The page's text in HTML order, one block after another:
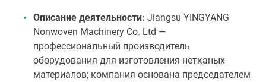
Описание деятельности: Jiangsu YINGYANG
Nonwoven Machinery Co. Ltd —
профессиональный производитель
оборудования для изготовления нетканых
материалов; компания основана председателем